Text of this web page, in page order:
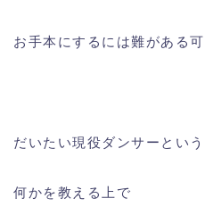
お手本にするには難がある
だいたい現役ダンサーとい
何かを教える上で